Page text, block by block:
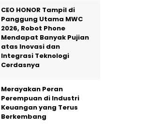
CEO HONOR Tampil di
Panggung Utama MWC
2026, Robot Phone
Mendapat Banyak Pujian
atas Inovasi dan
Integrasi Teknologi
Cerdasnya
Merayakan Peran
Perempuan di Industri
Keuangan yang Terus
Berkembang